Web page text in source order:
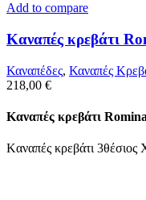
Add to compare
Kαναπές κρεβάτι
Καναπέδες, Καναπές
218,00 €
Kαναπές κρεβάτι
Kαναπές κρεβάτι